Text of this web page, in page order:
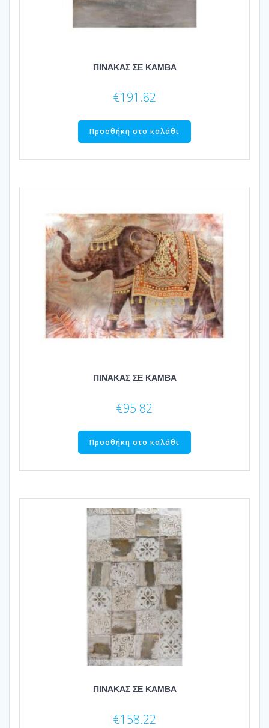
ΠΙΝΑΚΑΣ ΣΕ ΚΑΜΒΑ
€191.82
Προσθήκη στο καλάθι
ΠΙΝΑΚΑΣ ΣΕ ΚΑΜΒΑ
€95.82
Προσθήκη στο καλάθι
ΠΙΝΑΚΑΣ ΣΕ ΚΑΜΒΑ
€158.22